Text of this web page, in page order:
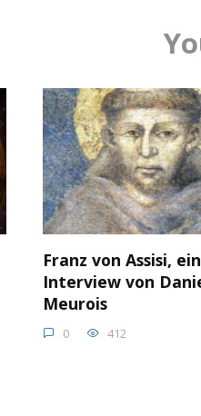
Franz von Assisi, ein
Interview von
Meurois
0 412